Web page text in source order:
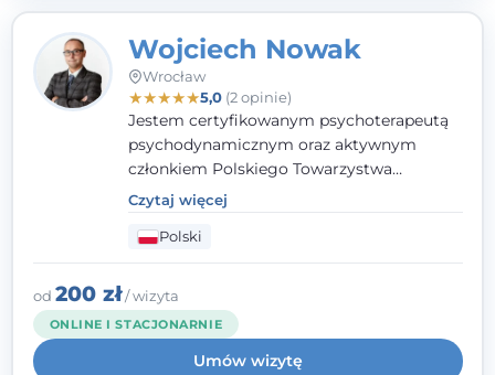
Wojciech Nowak
Wrocław
★★★★★5,0(2 opinie)
Jestem certyfikowanym psychoterapeutą
psychodynamicznym oraz aktywnym
członkiem Polskiego Towarzystwa
Psychoterapii Psychodynamicznej. W
mojej pracy zawodowej kładę duży nacisk
na uważne słuchanie Pacjenta. Interesuje
mnie szczególnie psychoterapia zaburzeń
osobowości, zaburzeń nerwicowych i
lękowych, a także zagadnienia związane z
małżeństwem i rodziną, w tym problemy w
relacjach rodzinnych. Nie specjalizuję się w
Czytaj więcej
Polski
od 200 zł/ wizyta
ONLINE I STACJONARNIE
Umów wizytę